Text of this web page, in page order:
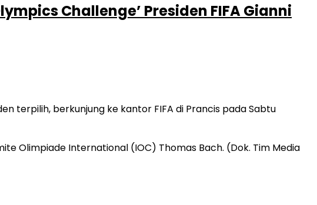
Challenge’ Presiden FIFA Gianni
terpilih, berkunjung ke kantor FIFA di Prancis pada Sabtu